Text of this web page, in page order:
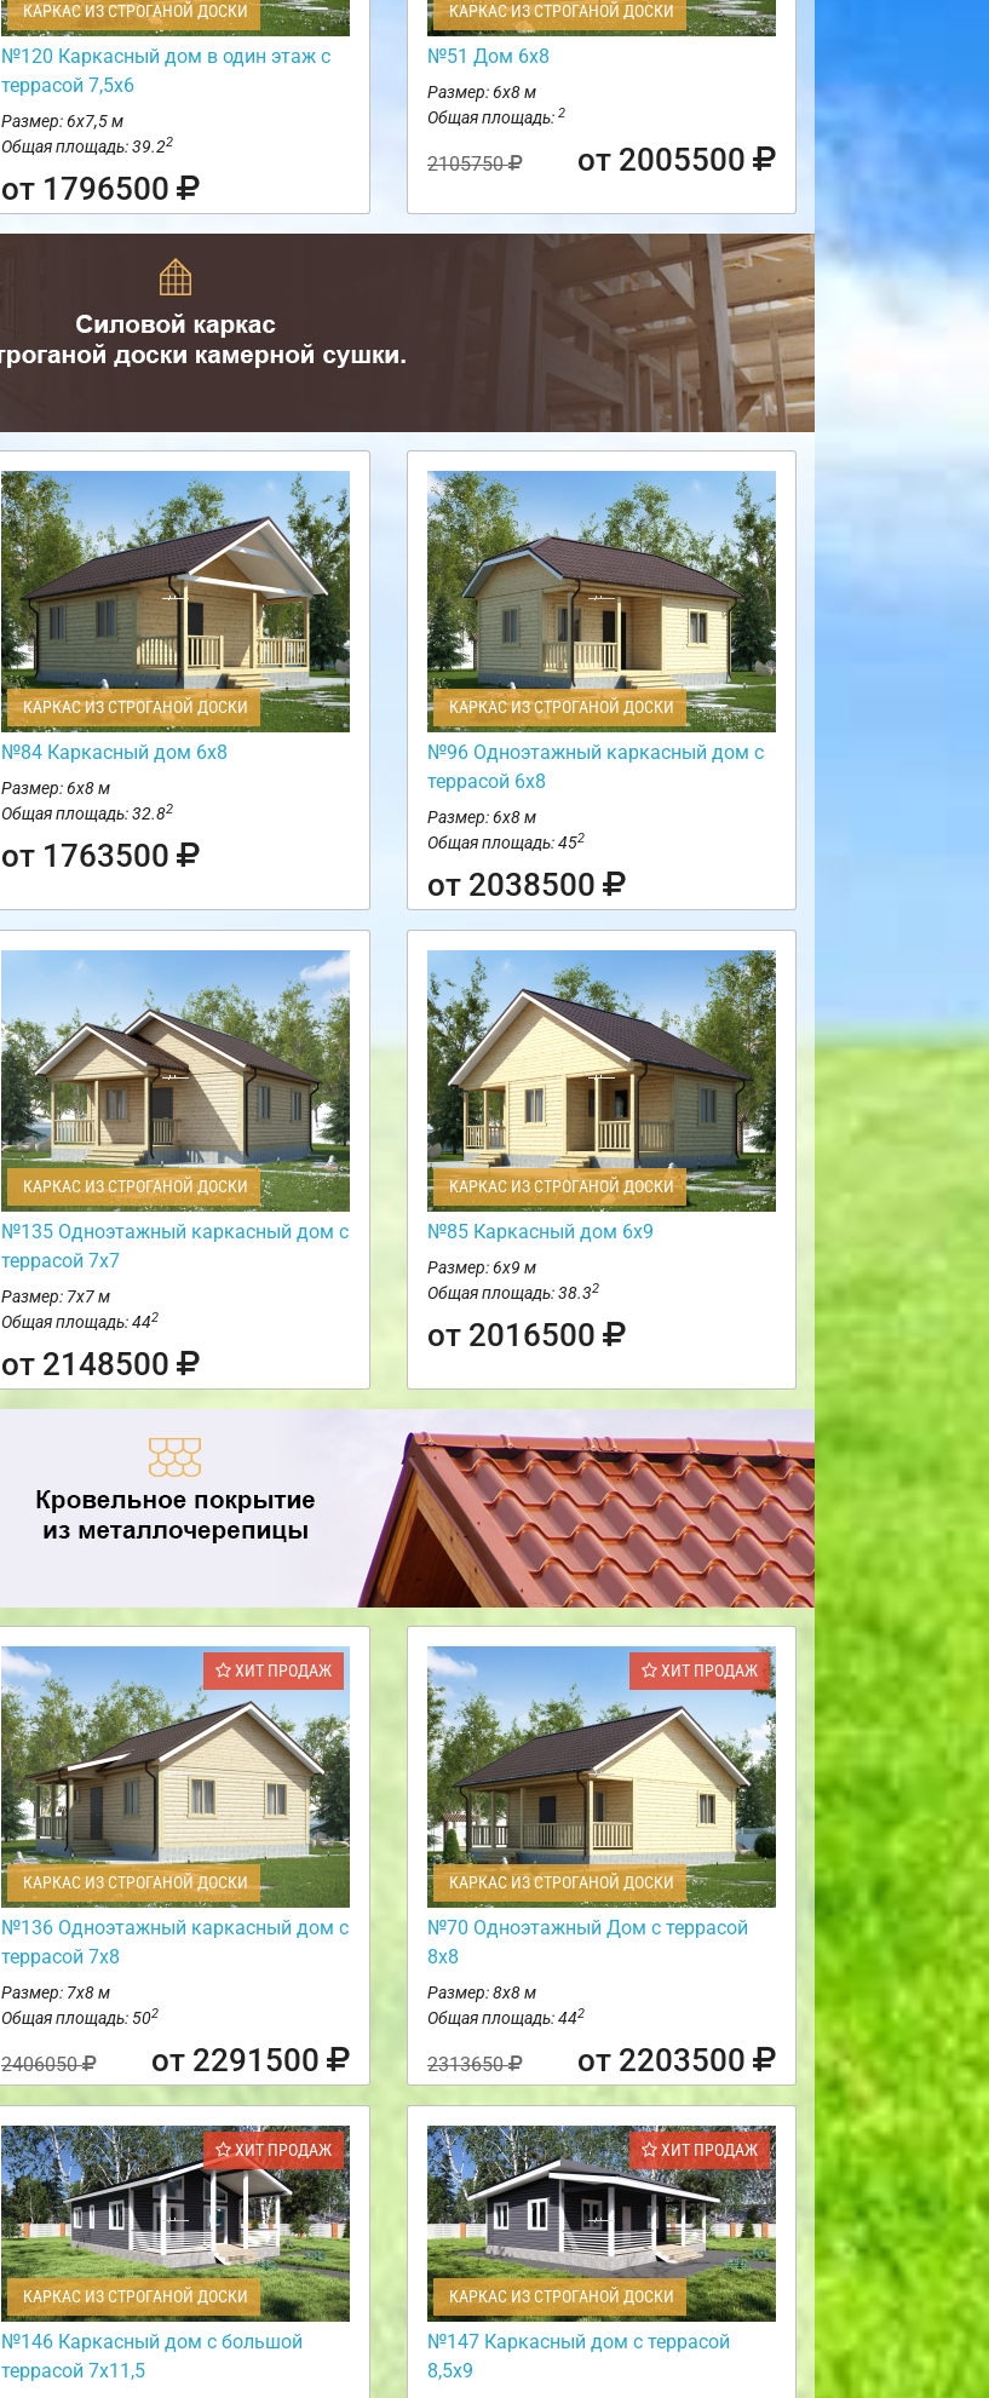
КАРКАС ИЗ СТРОГАНОЙ ДОСКИ
№120 Каркасный дом в один этаж с
террасой 7,5х6
Размер: 6х7,5 м
Общая площадь: 39.22
от 1796500
КАРКАС ИЗ СТРОГАНОЙ ДОСКИ
№51 Дом 6х8
Размер: 6х8 м
Общая площадь: 2
2105750 от 2005500
КАРКАС ИЗ СТРОГАНОЙ ДОСКИ
№84 Каркасный дом 6х8
Размер: 6х8 м
Общая площадь: 32.82
от 1763500
КАРКАС ИЗ СТРОГАНОЙ ДОСКИ
№96 Одноэтажный каркасный дом с
террасой 6х8
Размер: 6х8 м
Общая площадь: 452
от 2038500
КАРКАС ИЗ СТРОГАНОЙ ДОСКИ
№135 Одноэтажный каркасный дом с
террасой 7х7
Размер: 7х7 м
Общая площадь: 442
от 2148500
КАРКАС ИЗ СТРОГАНОЙ ДОСКИ
№85 Каркасный дом 6х9
Размер: 6х9 м
Общая площадь: 38.32
от 2016500
ХИТ ПРОДАЖ
КАРКАС ИЗ СТРОГАНОЙ ДОСКИ
№136 Одноэтажный каркасный дом с
террасой 7х8
Размер: 7х8 м
Общая площадь: 502
2406050 от 2291500
ХИТ ПРОДАЖ
КАРКАС ИЗ СТРОГАНОЙ ДОСКИ
№70 Одноэтажный Дом с террасой
8х8
Размер: 8х8 м
Общая площадь: 442
2313650 от 2203500
ХИТ ПРОДАЖ
КАРКАС ИЗ СТРОГАНОЙ ДОСКИ
№146 Каркасный дом с большой
террасой 7х11,5
ХИТ ПРОДАЖ
КАРКАС ИЗ СТРОГАНОЙ ДОСКИ
№147 Каркасный дом с террасой
8,5х9